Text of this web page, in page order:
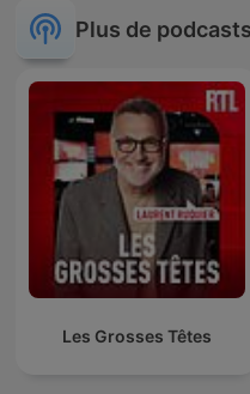
Plus de
Les Grosses Têtes